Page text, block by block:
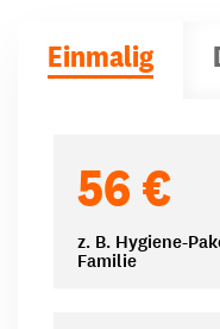
Einmalig
56 €
z. B. Hygiene-
Familie